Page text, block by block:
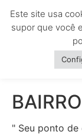
MENU
" Seu ponto
Este site usa
supor que você